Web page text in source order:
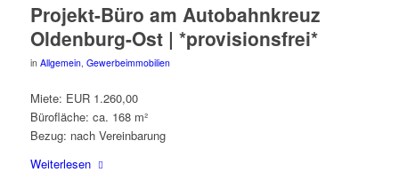
Projekt-Büro am Autobahnkreuz
Oldenburg-Ost | *provisionsfrei*
in Allgemein, Gewerbeimmobilien
Miete: EUR 1.260,00
Bürofläche: ca. 168 m²
Bezug: nach Vereinbarung
Weiterlesen